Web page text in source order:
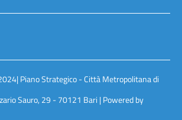
Piano Strategico - Città Metropolitana di
Sauro, 29 - 70121 Bari | Powered by